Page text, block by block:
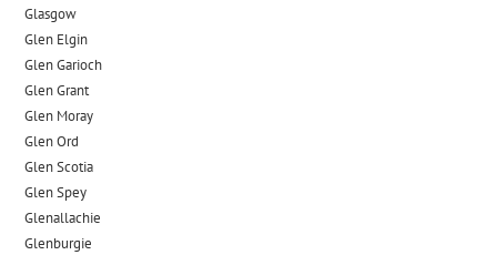
Glasgow
Glen Elgin
Glen Garioch
Glen Grant
Glen Moray
Glen Ord
Glen Scotia
Glen Spey
Glenallachie
Glenburgie